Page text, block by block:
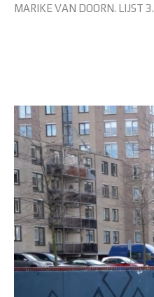
MARIKE VAN DOORN. LIJST 3.